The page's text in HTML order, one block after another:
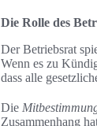
Die Rolle des
Der Betriebsrat
Wenn es zu
dass alle
Die
Zusammenhang